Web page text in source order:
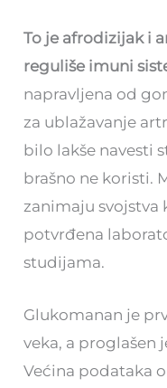
To je afrodizijak i
reguliše imuni
napravljena od
za ublažavanje
bilo lakše navesti
brašno ne koristi.
zanimaju svojstva
potvrđena
studijama.
Glukomanan je
veka, a proglašen
Većina podataka